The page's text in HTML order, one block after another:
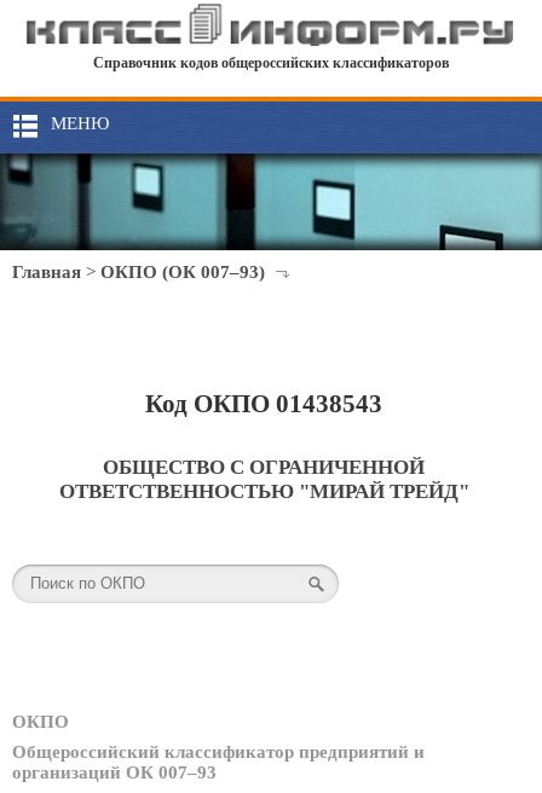
Справочник кодов общероссийских классификаторов
МЕНЮ
Главная > ОКПО (ОК 007–93)
Код ОКПО 01438543
ОБЩЕСТВО С ОГРАНИЧЕННОЙ
ОТВЕТСТВЕННОСТЬЮ "МИРАЙ ТРЕЙД"
ОКПО
Общероссийский классификатор предприятий и
организаций ОК 007–93